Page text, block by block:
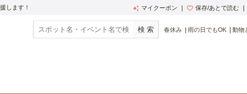
します！ マイクーポン 保存/あとで読む
春休み 雨の日でもOK 動物